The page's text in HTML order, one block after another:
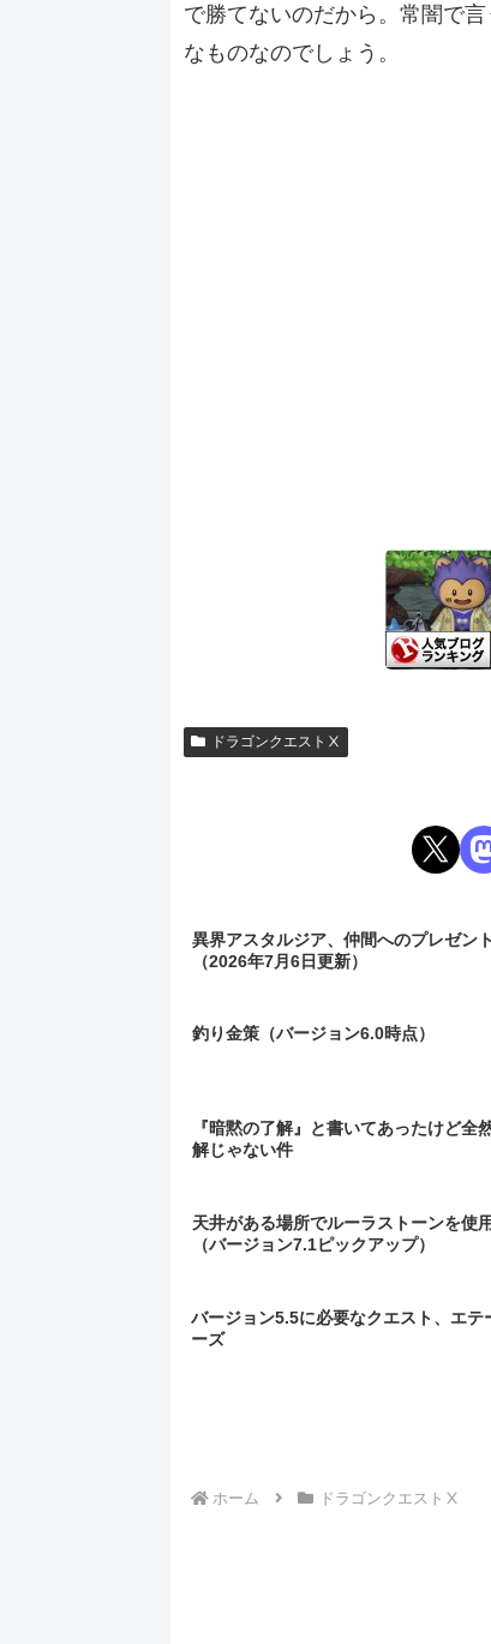
で勝てないのだから。常闇で
なものなのでしょう。
ドラゴンクエストⅩ
異界アスタルジア、仲間へのプレゼン
（2026年7月6日更新）
釣り金策（バージョン6.0時点）
『暗黙の了解』と書いてあったけど全
解じゃない件
天井がある場所でルーラストーンを使
（バージョン7.1ピックアップ）
バージョン5.5に必要なクエスト、エテ
ーズ
ホーム ドラゴンクエストⅩ